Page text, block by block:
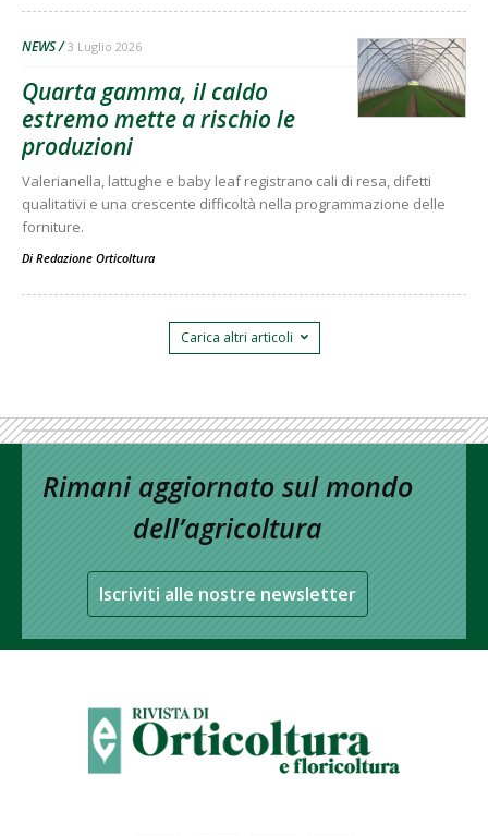
NEWS 3 Luglio 2026
Quarta gamma, il caldo
estremo mette a rischio le
produzioni
Valerianella, lattughe e baby leaf registrano cali di resa, difetti
qualitativi e una crescente difficoltà nella programmazione delle
forniture.
Di Redazione Orticoltura
Carica altri articoli
Rimani aggiornato sul mondo
dell’agricoltura
Iscriviti alle nostre newsletter